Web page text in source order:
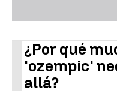
¿Por qué
'ozempic'
allá?